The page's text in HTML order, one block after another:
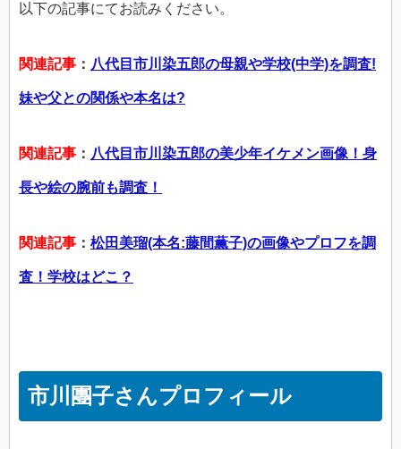
以下の記事にてお読みください。
関連記事 ： 八代目市川染五郎の母親や学校(中学)を調査!
妹や父との関係や本名は?
関連記事 ： 八代目市川染五郎の美少年イケメン画像！身
長や絵の腕前も調査！
関連記事 ： 松田美瑠(本名:藤間薫子)の画像やプロフを調
査！学校はどこ？
市川團子さんプロフィール